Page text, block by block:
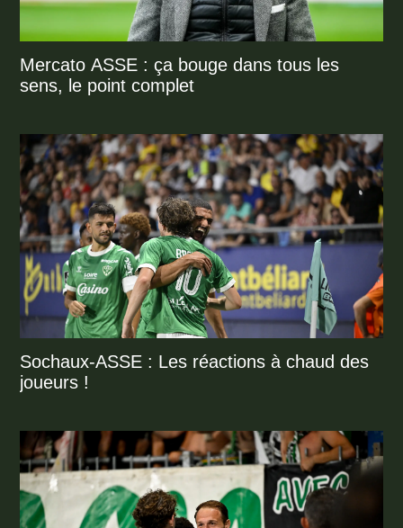
Mercato ASSE : ça bouge dans tous les
sens, le point complet
Sochaux-ASSE : Les réactions à chaud des
joueurs !